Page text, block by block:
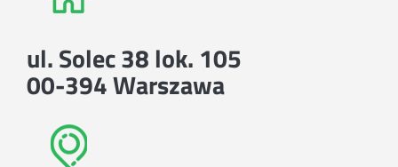
ul. Solec 38 lok. 105
00-394 Warszawa